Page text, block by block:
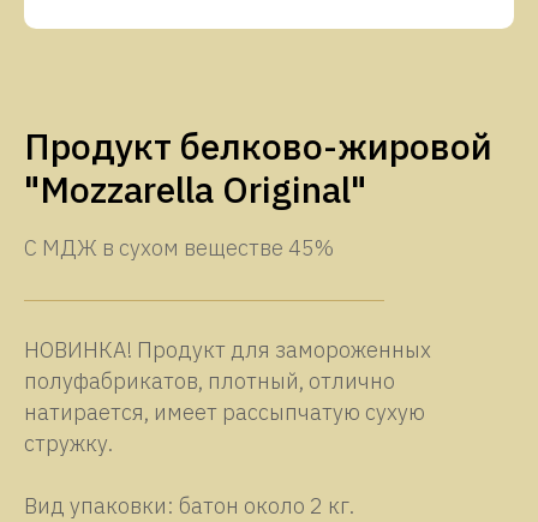
Продукт белково-жировой
"Mozzarella Original"
С МДЖ в сухом веществе 45%
НОВИНКА! Продукт для замороженных
полуфабрикатов, плотный, отлично
натирается, имеет рассыпчатую сухую
стружку.
Вид упаковки: батон около 2 кг.